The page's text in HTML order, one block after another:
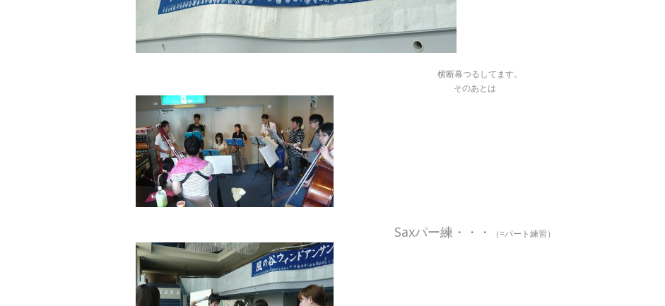
横断幕つるしてます。
そのあとは
Saxパー練・・・ （=パート練習）